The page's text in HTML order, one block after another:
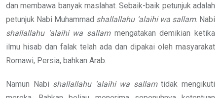
dan membawa banyak maslahat. Sebaik-baik petunjuk adalah
petunjuk Nabi Muhammad shallallahu ‘alaihi wa sallam. Nabi
shallallahu ‘alaihi wa sallammengatakan demikian ketika
ilmu hisab dan falak telah ada dan dipakai oleh masyarakat
Romawi, Persia, bahkan Arab.
Namun Nabi shallallahu ‘alaihi wa sallamtidak mengikuti